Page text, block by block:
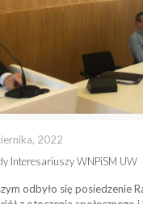
2022
Interesariuszy WNPiSM UW
odbyło się posiedzenie